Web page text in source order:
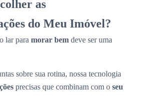
as
do Meu Imóvel?
lar para morar bem deve ser uma
sobre sua rotina, nossa tecnologia
precisas que combinam com o seu